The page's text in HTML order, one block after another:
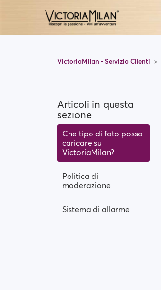
VictoriaMilan - Servizio Clienti
Articoli in questa
sezione
Che tipo di foto posso
caricare su
VictoriaMilan?
Politica di
moderazione
Sistema di allarme